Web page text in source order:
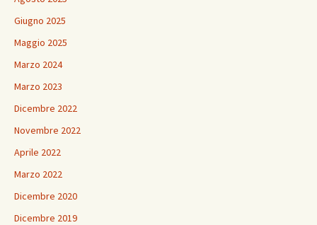
Giugno 2025
Maggio 2025
Marzo 2024
Marzo 2023
Dicembre 2022
Novembre 2022
Aprile 2022
Marzo 2022
Dicembre 2020
Dicembre 2019